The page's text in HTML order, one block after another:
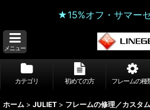
★15%オフ・サマー
メニュー
カテゴリ 初めての方 フレームの種
ホーム > JULIET > フレームの修理／カスタム